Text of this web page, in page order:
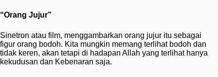
“Orang Jujur”
Sinetron atau film, menggambarkan orang jujur itu sebagai
figur orang bodoh. Kita mungkin memang terlihat bodoh dan
tidak keren, akan tetapi di hadapan Allah yang terlihat hanya
kekudusan dan Kebenaran saja.